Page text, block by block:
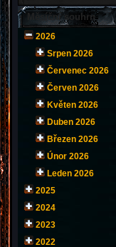
Měsíční souhrn
2026
Srpen 2026
Červenec 2026
Červen 2026
Květen 2026
Duben 2026
Březen 2026
Únor 2026
Leden 2026
2025
2024
2023
2022